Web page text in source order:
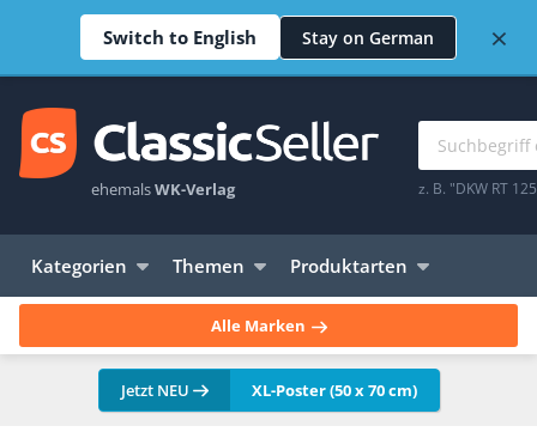
Switch to English Stay on German ×
ehemalsWK-Verlag z. B. "DKW RT
Kategorien Themen Produktarten
Alle Marken
Jetzt NEU XL-Poster (50 x 70 cm)